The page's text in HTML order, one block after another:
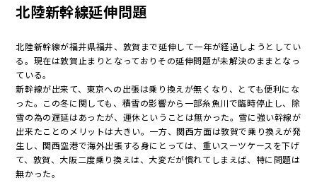
北陸新幹線延伸問題
北陸新幹線が福井県福井、敦賀まで延伸して一年が経過しようとしてい
る。現在は敦賀止まりとなっておりその延伸問題が未解決のままとなっ
ている。
新幹線が出来て、東京への出張は乗り換えが無くなり、とても便利にな
った。この冬に関しても、積雪の影響から一部糸魚川で臨時停止し、除
雪の為の遅延はあったが、運休ということは無かった。雪に強い幹線が
出来たことのメリットは大きい。一方、関西方面は敦賀で乗り換えが発
生し、関西空港で海外出張する身にとっては、重いスーツケースを下げ
て、敦賀、大阪二度乗り換えは、大変だが慣れてしまえば、特に問題は
無かった。